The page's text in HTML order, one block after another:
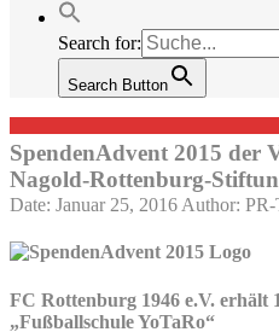
Search for:
Search Button
SpendenAdvent 2015 der
Nagold-Rottenburg-
Date: Januar 25, 2016 Author: PR-
FC Rottenburg 1946 e.V. erhält
„Fußballschule YoTaRo“